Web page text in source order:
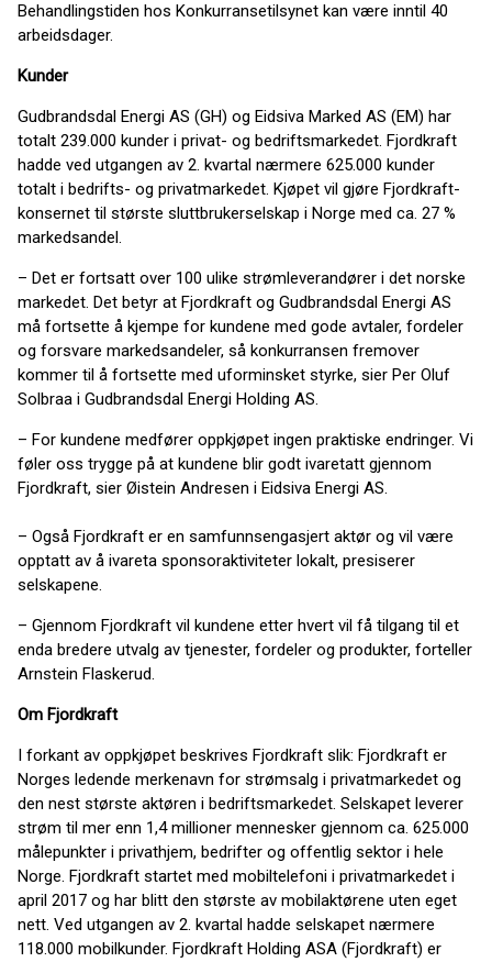
Behandlingstiden hos Konkurransetilsynet kan være inntil 40
arbeidsdager.
Kunder
Gudbrandsdal Energi AS (GH) og Eidsiva Marked AS (EM) har
totalt 239.000 kunder i privat- og bedriftsmarkedet. Fjordkraft
hadde ved utgangen av 2. kvartal nærmere 625.000 kunder
totalt i bedrifts- og privatmarkedet. Kjøpet vil gjøre Fjordkraft-
konsernet til største sluttbrukerselskap i Norge med ca. 27 %
markedsandel.
– Det er fortsatt over 100 ulike strømleverandører i det norske
markedet. Det betyr at Fjordkraft og Gudbrandsdal Energi AS
må fortsette å kjempe for kundene med gode avtaler, fordeler
og forsvare markedsandeler, så konkurransen fremover
kommer til å fortsette med uforminsket styrke, sier Per Oluf
Solbraa i Gudbrandsdal Energi Holding AS.
– For kundene medfører oppkjøpet ingen praktiske endringer. Vi
føler oss trygge på at kundene blir godt ivaretatt gjennom
Fjordkraft, sier Øistein Andresen i Eidsiva Energi AS.
– Også Fjordkraft er en samfunnsengasjert aktør og vil være
opptatt av å ivareta sponsoraktiviteter lokalt, presiserer
selskapene.
– Gjennom Fjordkraft vil kundene etter hvert vil få tilgang til et
enda bredere utvalg av tjenester, fordeler og produkter, forteller
Arnstein Flaskerud.
Om Fjordkraft
I forkant av oppkjøpet beskrives Fjordkraft slik: Fjordkraft er
Norges ledende merkenavn for strømsalg i privatmarkedet og
den nest største aktøren i bedriftsmarkedet. Selskapet leverer
strøm til mer enn 1,4 millioner mennesker gjennom ca. 625.000
målepunkter i privathjem, bedrifter og offentlig sektor i hele
Norge. Fjordkraft startet med mobiltelefoni i privatmarkedet i
april 2017 og har blitt den største av mobilaktørene uten eget
nett. Ved utgangen av 2. kvartal hadde selskapet nærmere
118.000 mobilkunder. Fjordkraft Holding ASA (Fjordkraft) er